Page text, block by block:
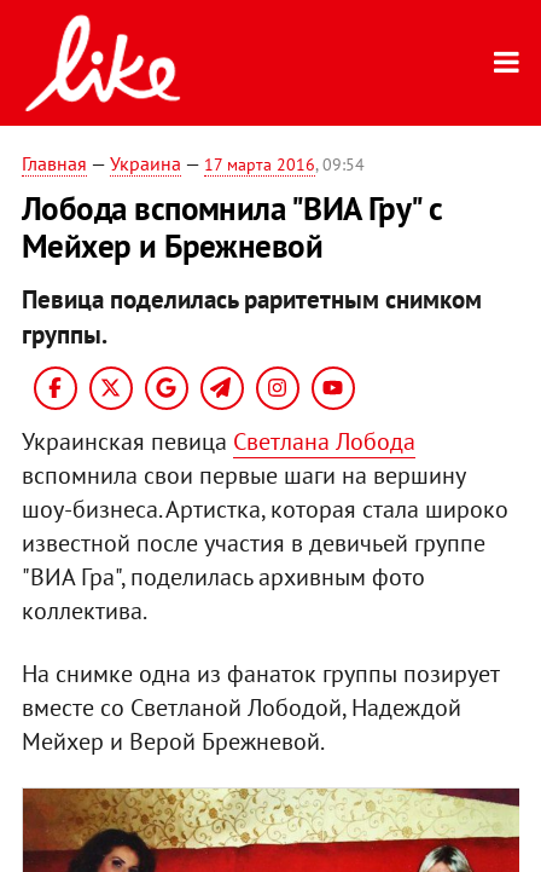
Главная — Украина — 17 марта 2016, 09:54
Лобода вспомнила "ВИА Гру" с
Мейхер и Брежневой
Певица поделилась раритетным снимком
группы.
Украинская певица Светлана Лобода
вспомнила свои первые шаги на вершину
шоу-бизнеса. Артистка, которая стала широко
известной после участия в девичьей группе
"ВИА Гра", поделилась архивным фото
коллектива.
На снимке одна из фанаток группы позирует
вместе со Светланой Лободой, Надеждой
Мейхер и Верой Брежневой.